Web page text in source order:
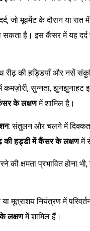
जो मूवमेंट के दौरान या
है। इस कैंसर में यह दर्द
रीढ़ की हड्डियाँ और नसें
सुन्नता, झुनझुनाहट
के लक्षणमें शामिल है।
: संतुलन और चलने में
की हड्डी में कैंसर के लक्षणमें
की क्षमता प्रभावित होना भी,
मूत्राशय नियंत्रण में
लक्षणमें शामिल हैं।